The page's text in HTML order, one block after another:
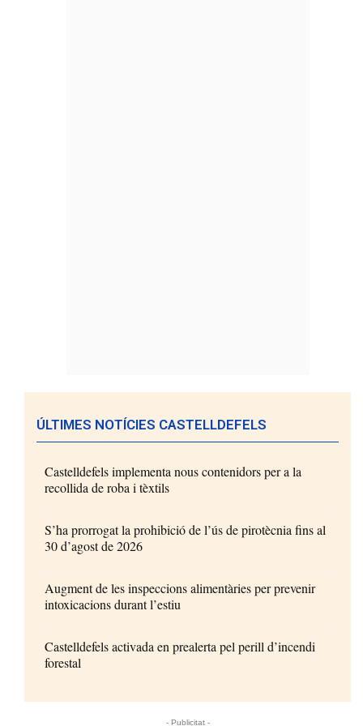
ÚLTIMES NOTÍCIES CASTELLDEFELS
Castelldefels implementa nous contenidors per a la
recollida de roba i tèxtils
S’ha prorrogat la prohibició de l’ús de pirotècnia fins al
30 d’agost de 2026
Augment de les inspeccions alimentàries per prevenir
intoxicacions durant l’estiu
Castelldefels activada en prealerta pel perill d’incendi
forestal
- Publicitat -